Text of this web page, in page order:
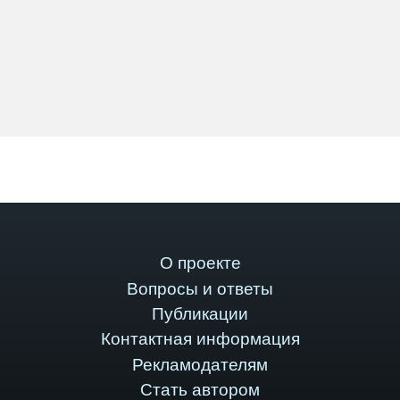
О проекте
Вопросы и ответы
Публикации
Контактная информация
Рекламодателям
Стать автором